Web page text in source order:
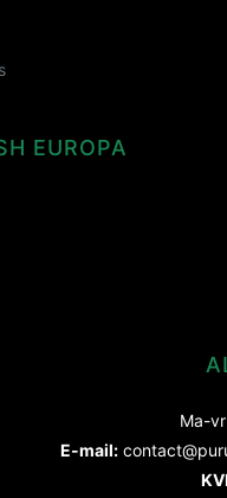
EUROPA
Ma-
E-mail: